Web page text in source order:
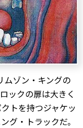
ムゾン・キングの
ックの扉は大きく
トを持つジャケッ
グ・トラックだ。